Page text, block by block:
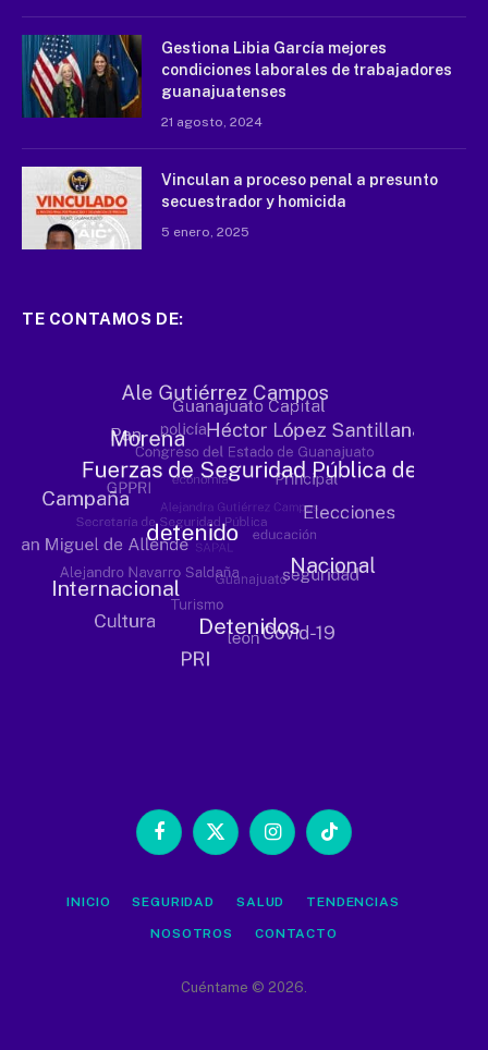
Gestiona Libia García mejores
condiciones laborales de trabajadores
guanajuatenses
21 agosto, 2024
Vinculan a proceso penal a presunto
secuestrador y homicida
5 enero, 2025
TE CONTAMOS DE:
Facebook
X
InstagramTikTok
INICIO SEGURIDAD SALUD TENDENCIAS
NOSOTROS CONTACTO
Cuéntame © 2026.